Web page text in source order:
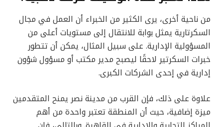
من ناحية أخرى، يرى الكثير من الخبراء أن العمل في مجال
السكرتارية يمثل بوابة للانتقال إلى مستويات أعلى من
المسؤولية الإدارية. على سبيل المثال، يمكن أن تتطور
خبرات السكرتير لاحقًا ليصبح مدير مكتب أو مسؤول شؤون
إدارية في إحدى الشركات الكبرى.
علاوة على ذلك، فإن القرب من مدينة نصر يمنح المتقدمين
ميزة إضافية، حيث أن المنطقة تعتبر واحدة من أهم